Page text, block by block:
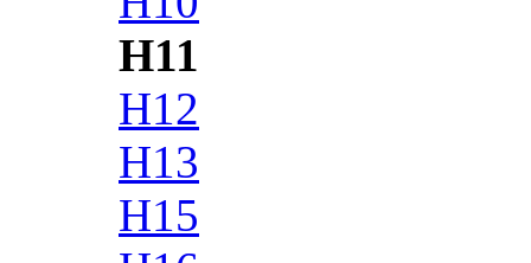
H11
H12
H13
H15